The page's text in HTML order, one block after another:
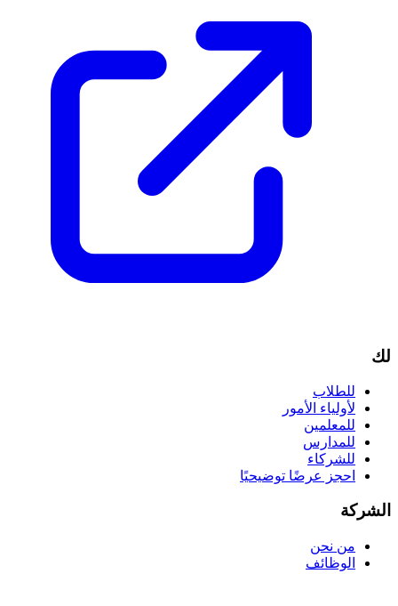
لك
للطلاب
لأولياء الأمور
للمعلمين
للمدارس
للشركاء
احجز عرضًا توضيحيًا
الشركة
من نحن
الوظائف